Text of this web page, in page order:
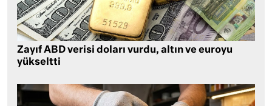
Zayıf ABD verisi doları vurdu, altın ve euroyu
yükseltti